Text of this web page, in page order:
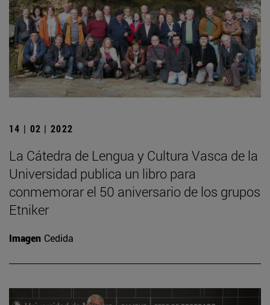
14 | 02 | 2022
La Cátedra de Lengua y Cultura Vasca de la
Universidad publica un libro para
conmemorar el 50 aniversario de los grupos
Etniker
Imagen Cedida